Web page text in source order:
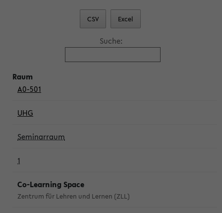
CSV Excel
Suche:
A0-501
UHG
Seminarraum
1
Co-Learning Space
Zentrum für Lehren und Lernen (ZLL)